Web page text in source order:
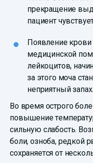
прекращение
пациент
Появление крови
медицинской
лейкоцитов,
за этого моча
неприятный запах.
Во время острого
повышение
сильную слабость.
боли, озноба, редкой
сохраняется от